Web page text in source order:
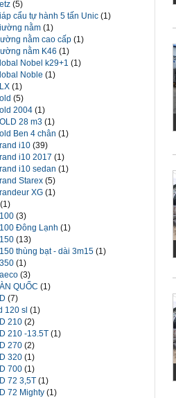
(5)
cẩu tự hành 5 tấn Unic(1)
nằm(1)
nằm cao cấp(1)
nằm K46(1)
Nobel k29+1(1)
Noble(1)
(1)
(5)
2004(1)
28 m3(1)
Ben 4 chân(1)
i10(39)
i10 2017(1)
i10 sedan(1)
Starex(5)
XG(1)
(1)
(3)
Đông Lạnh(1)
(13)
thùng bạt - dài 3m15(1)
(1)
(3)
QUỐC(1)
(7)
120 sl(1)
210(2)
210 -13.5T(1)
270(2)
320(1)
700(1)
72 3,5T(1)
72 Mighty(1)